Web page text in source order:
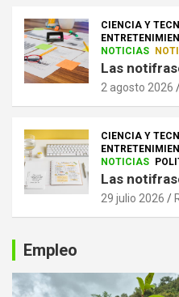
CIENCIA Y
NOTICIAS
Las
2 agosto 2026
CIENCIA Y
NOTICIAS
Las
29 julio 2026
Empleo